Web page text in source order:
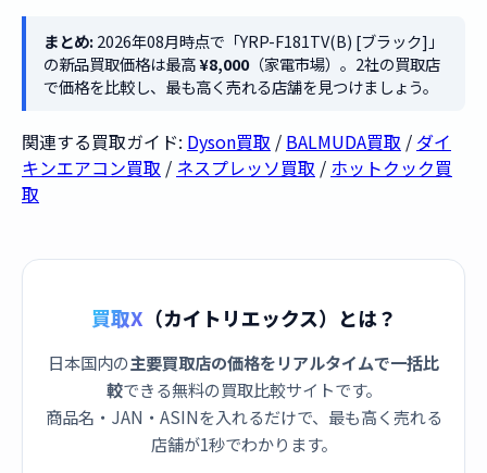
まとめ:2026年08月時点で「YRP-F181TV(B) [ブラック]」
の新品買取価格は最高¥8,000（家電市場）。2社の買取店
で価格を比較し、最も高く売れる店舗を見つけましょう。
関連する買取ガイド: Dyson買取 / BALMUDA買取 / ダイ
キンエアコン買取 / ネスプレッソ買取 / ホットクック買
取
買取X （カイトリエックス）とは？
日本国内の主要買取店の価格をリアルタイムで一括比
較できる無料の買取比較サイトです。
商品名・JAN・ASINを入れるだけで、最も高く売れる
店舗が1秒でわかります。